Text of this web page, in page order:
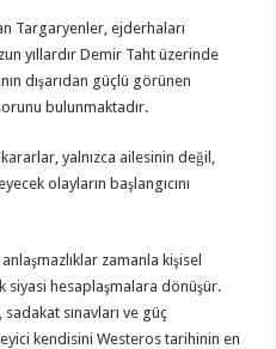
Targaryenler, ejderhaları
yıllardır Demir Taht üzerinde
dışarıdan güçlü görünen
bulunmaktadır.
yalnızca ailesinin değil,
olayların başlangıcını
zamanla kişisel
hesaplaşmalara dönüşür.
sınavları ve güç
kendisini Westeros tarihinin en